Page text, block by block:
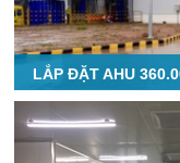
LẮP ĐẶT AHU